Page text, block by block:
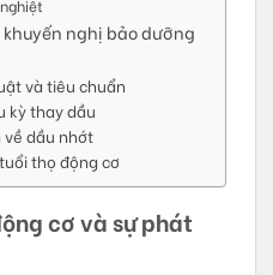
nghị bảo dưỡng
và tiêu chuẩn
kỳ thay dầu
về dầu nhớt
thọ động cơ
cơ và sự phát